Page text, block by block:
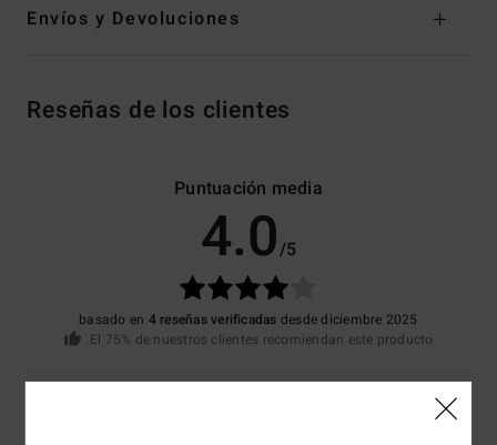
Envíos y Devoluciones
Reseñas de los clientes
Puntuación media
4.0/5
basado en 4 reseñas verificadas desde diciembre 2025
El 75% de nuestros clientes recomiendan este producto